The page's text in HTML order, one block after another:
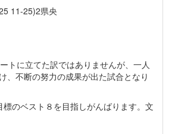
11-25)2県央
トに立てた訳ではありませんが、一人
、不断の努力の成果が出た試合となり
のベスト８を目指しがんばります。文